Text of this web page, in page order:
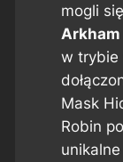
mogli
Arkham
w trybie
Mask
Robin